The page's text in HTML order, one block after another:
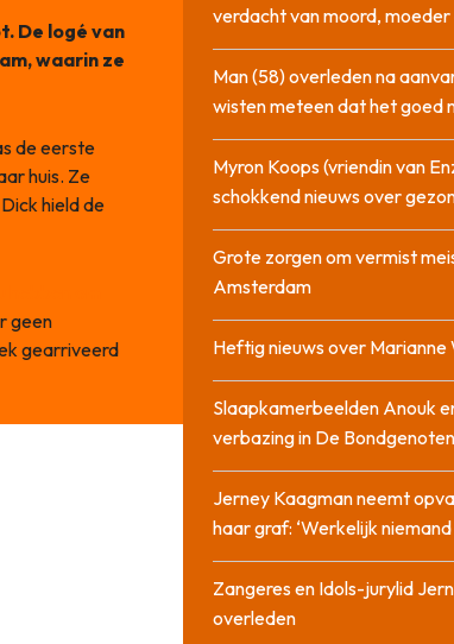
De logé van
waarin ze
de eerste
huis. Ze
hield de
geen
gearriveerd
verdacht van moord,
Man (58) overleden na
wisten meteen dat het goed
Myron Koops (vriendin van
schokkend nieuws over
Grote zorgen om vermist
Amsterdam
Heftig nieuws over
Slaapkamerbeelden Anouk
verbazing in De Bondgenoten
Jerney Kaagman neemt
haar graf: ‘Werkelijk
Zangeres en Idols-jurylid
overleden